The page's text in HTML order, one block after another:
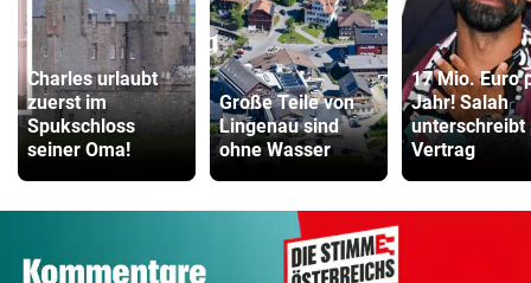
Charles urlaubt
zuerst im
Spukschloss
seiner Oma!
Große Teile von
Lingenau sind
ohne Wasser
17 Mio. Euro
Jahr! Salah
unterschreibt
Vertrag